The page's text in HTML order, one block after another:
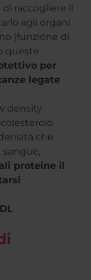
raccogliere il
agli organi
(funzione di
queste
per
legate
density
che
proteine il